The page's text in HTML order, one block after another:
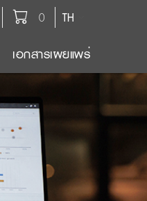
TH
0
เอกสารเผยแพร่